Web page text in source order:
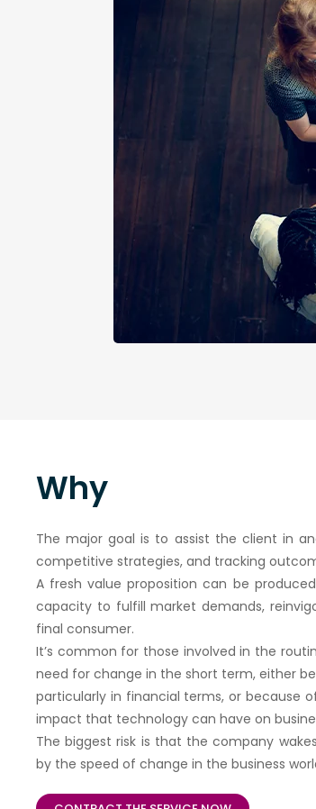
Why
The major goal is to assist the client in
competitive strategies, and tracking
A fresh value proposition can be
capacity to fulfill market demands,
final consumer.
It’s common for those involved in the
need for change in the short term, either
particularly in financial terms, or because
impact that technology can have on
The biggest risk is that the company
by the speed of change in the business